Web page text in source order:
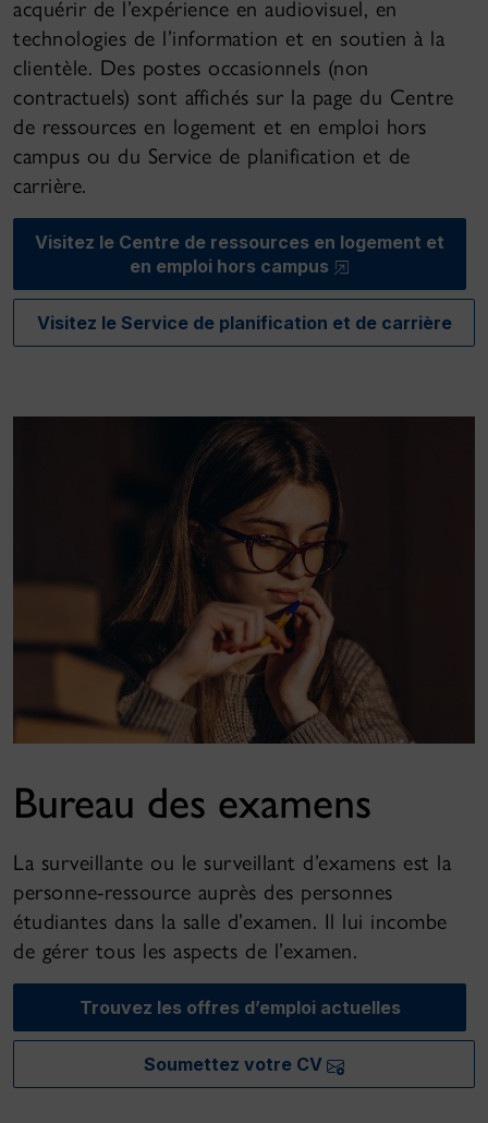
acquérir de l’expérience en audiovisuel, en
technologies de l’information et en soutien à la
clientèle. Des postes occasionnels (non
contractuels) sont affichés sur la page du Centre
de ressources en logement et en emploi hors
campus ou du Service de planification et de
carrière.
Visitez le Centre de ressources en logement et
en emploi hors campus
Visitez le Service de planification et de carrière
Bureau des examens
La surveillante ou le surveillant d’examens est la
personne-ressource auprès des personnes
étudiantes dans la salle d’examen. Il lui incombe
de gérer tous les aspects de l’examen.
Trouvez les offres d’emploi actuelles
Soumettez votre CV